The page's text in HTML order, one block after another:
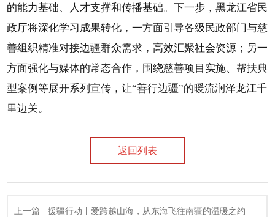
的能力基础、人才支撑和传播基础。下一步，黑龙江省民
政厅将深化学习成果转化，一方面引导各级民政部门与慈
善组织精准对接边疆群众需求，高效汇聚社会资源；另一
方面强化与媒体的常态合作，围绕慈善项目实施、帮扶典
型案例等展开系列宣传，让“善行边疆”的暖流润泽龙江千
里边关。
返回列表
上一篇 · 援疆行动丨爱跨越山海，从东海飞往南疆的温暖之约